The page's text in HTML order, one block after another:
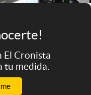
El Cronista
tu medida.